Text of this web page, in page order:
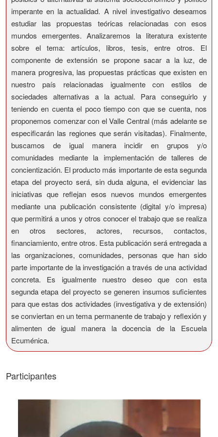
imperante en la actualidad. A nivel investigativo deseamos
estudiar las propuestas teóricas relacionadas con esos
mundos emergentes. Analizaremos la literatura existente
sobre el tema: artículos, libros, tesis, entre otros. El
componente de extensión se propone sacar a la luz, de
manera progresiva, las propuestas prácticas que existen en
nuestro país relacionadas igualmente con estilos de
sociedades alternativas a la actual. Para conseguirlo y
teniendo en cuenta el poco tiempo con que se cuenta, nos
proponemos comenzar con el Valle Central (más adelante se
especificarán las regiones que serán visitadas). Finalmente,
buscamos de igual manera incidir en grupos y/o
comunidades mediante la implementación de talleres de
concientización. El producto más importante de esta segunda
etapa del proyecto será, sin duda alguna, el evidenciar las
iniciativas que reflejan esos nuevos mundos emergentes
mediante una publicación consistente (digital y/o impresa)
que permitirá a unos y otros conocer el trabajo que se realiza
en otros sectores, actores, recursos, contactos,
financiamiento, entre otros. Esta publicación será entregada a
las organizaciones, comunidades, personas que han sido
parte importante de la investigación a través de una actividad
concreta. Es igualmente nuestro deseo que con esta
segunda etapa del proyecto se generen insumos suficientes
para que estas dos actividades (investigativa y de extensión)
se conviertan en un tema permanente de trabajo y reflexión y
alimenten de igual manera la docencia de la Escuela
Ecuménica.
Participantes